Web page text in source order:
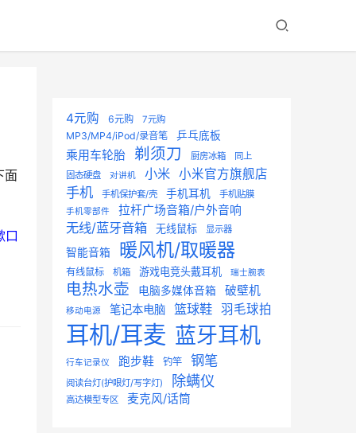
面
口
4元购 6元购 7元购
MP3/MP4/iPod/录音笔 乒乓底板
乘用车轮胎 剃须刀 厨房冰箱
同上
固态硬盘
对讲机 小米 小米官方旗舰店
手机 手机保护套/壳 手机耳机 手机贴膜
手机零部件 拉杆广场音箱/户外音响
无线/蓝牙音箱 无线鼠标 显示器
智能音箱 暖风机/取暖器
有线鼠标 机箱 游戏电竞头戴耳机 瑞士腕表
电热水壶 电脑多媒体音箱 破壁机
移动电源 笔记本电脑 篮球鞋 羽毛球拍
耳机/耳麦 蓝牙耳机
行车记录仪 跑步鞋 钓竿 钢笔
阅读台灯(护眼灯/写字灯) 除螨仪
高达模型专区 麦克风/话筒